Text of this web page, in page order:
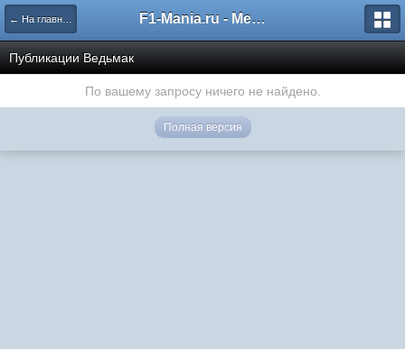
← На главную F1-Mania.ru - Международный чемпионат по симрейсингу
Публикации Ведьмак
По вашему запросу ничего не найдено.
Полная версия